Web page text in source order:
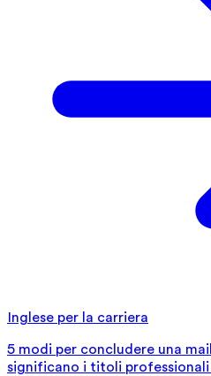
Inglese per la carriera
5 modi per concludere una
significano i titoli professionali